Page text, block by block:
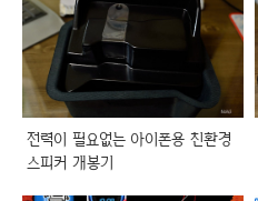
전력이 필요없는 아이폰용 친환경
스피커 개봉기